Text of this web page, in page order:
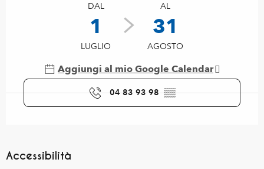
DAL
1
LUGLIO
AL
31
AGOSTO
Aggiungi al mio Google Calendar
04 83 93 98 ▒▒
Accessibilità